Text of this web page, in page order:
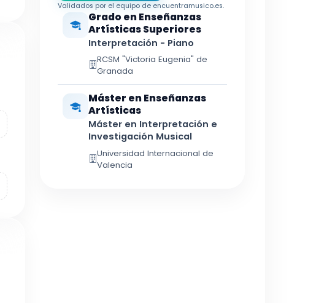
Validados por el equipo de encuentramusico.es.
Grado en Enseñanzas
Artísticas Superiores
Interpretación - Piano
RCSM "Victoria Eugenia" de
Granada
Máster en Enseñanzas
Artísticas
Máster en Interpretación e
Investigación Musical
Universidad Internacional de
Valencia